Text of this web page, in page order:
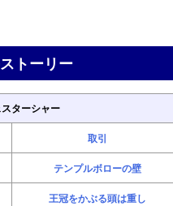
トーリー
ターシャー
取引
テンプルボローの壁
王冠をかぶる頭は重し